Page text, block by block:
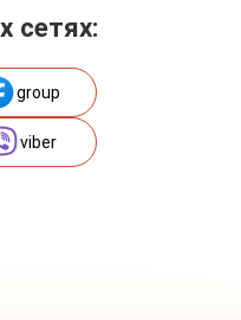
сетях:
group
viber